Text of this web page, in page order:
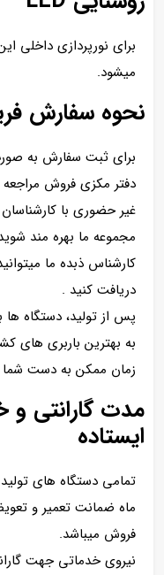
میشود.
نحوه سفارش
برای ثبت سفارش به
دفتر مکزی فروش
غیر حضوری با
مجموعه ما بهره مند
کارشناس ذبده ما
دریافت کنید .
پس از تولید، دستگاه ها
به بهترین باربری های
زمان ممکن به دست شما
مدت گارانتی
ایستاده
فروش میباشد.
نیروی خدماتی جهت